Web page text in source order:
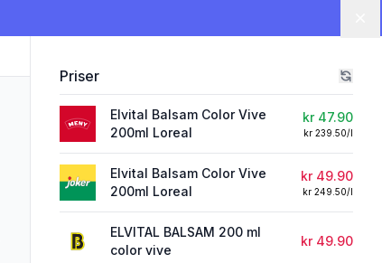
Priser
Elvital Balsam Color Vive
200ml Loreal
kr 47.90
kr 239.50/l
Elvital Balsam Color Vive
200ml Loreal
kr 49.90
kr 249.50/l
ELVITAL BALSAM 200 ml
color vive
kr 49.90